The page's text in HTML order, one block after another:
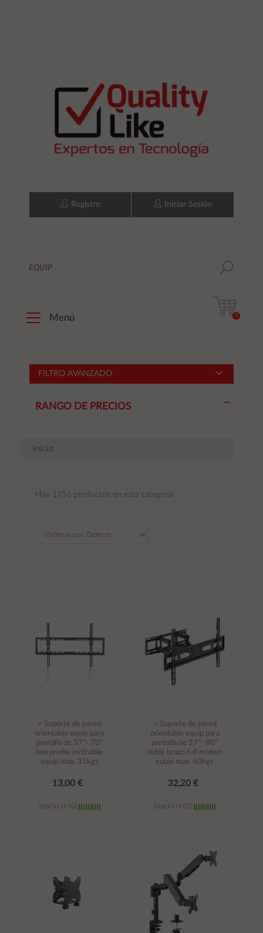
Registro Iniciar Sesión
Menú 0
FILTRO AVANZADO
RANGO DE PRECIOS
Inicio
Hay 1716 productos en esta categoría
÷ Soporte de pared
orientable equip para
pantalla de 37"- 70"
low profile inclinable
equip max. 35kgs
13,00 €
Stocks (+10)
÷ Soporte de pared
orientable equip para
pantalla de 37"- 80"
doble brazo full motion
equip max. 40kgs
32,20 €
Stocks (+10)
carrito